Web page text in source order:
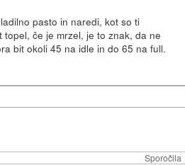
pasto in naredi, kot so ti
če je mrzel, je to znak, da ne
bit okoli 45 na idle in do 65 na full.
Sporočila